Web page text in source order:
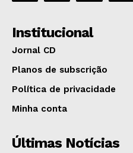
Institucional
Jornal CD
Planos de subscrição
Política de privacidade
Minha conta
Últimas Notícias